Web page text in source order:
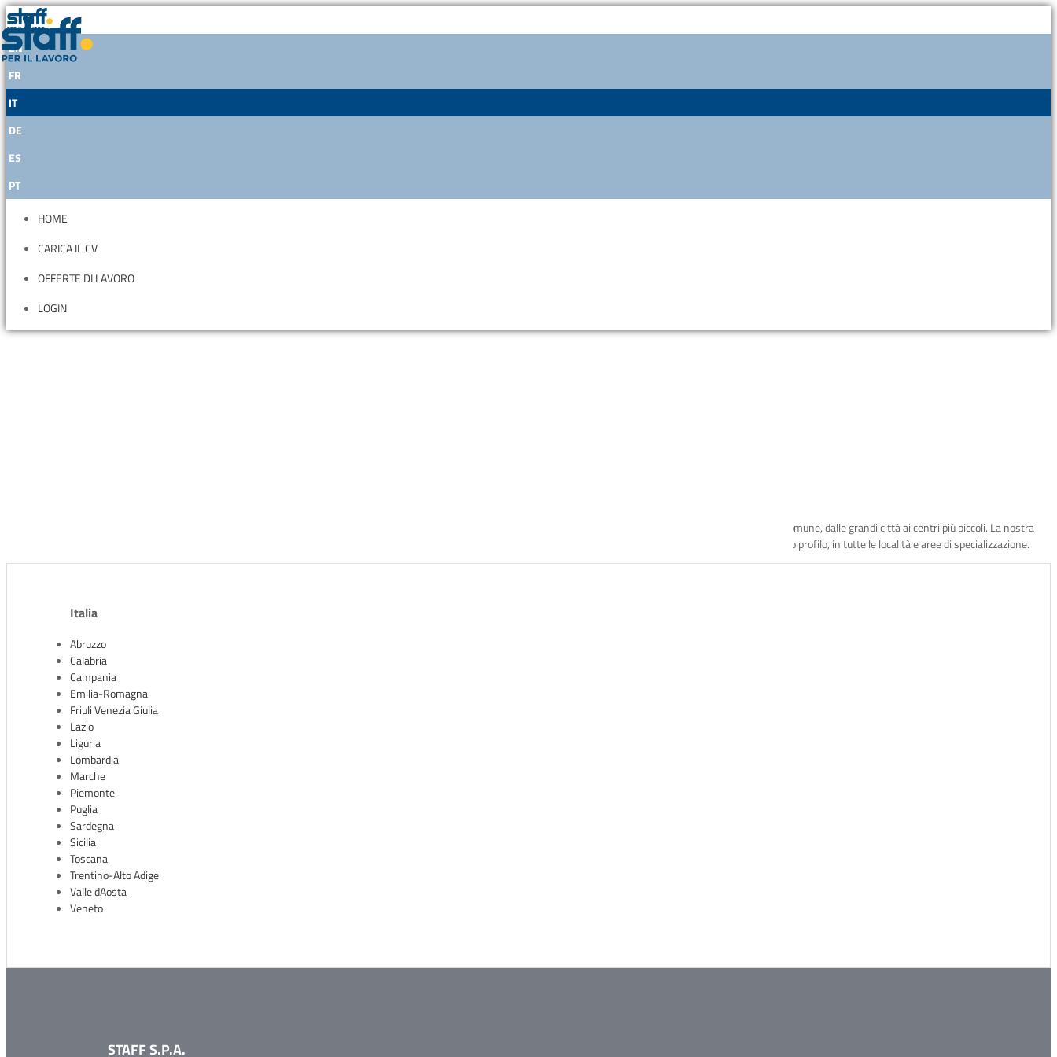
EN
FR
IT
DE
ES
PT
HOME
CARICA IL CV
OFFERTE DI LAVORO
LOGIN
CARICA IL CV
OFFERTE DI LAVORO
Benvenuto su STAFF SPA, il portale leader per la ricerca di lavoro. In questa sezione puoi esplorare migliaia di offerte di lavoro che coprono ogni singola regione, provincia e comune, dalle grandi città ai centri più piccoli. La nostra
piattaforma ospita opportunità in ogni campo professionale e settore, offrendo anche una finestra sulle carriere internazionali. Trova oggi stesso la posizione ideale per il tuo profilo, in tutte le località e aree di specializzazione.
Italia
Abruzzo
Calabria
Campania
Emilia-Romagna
Friuli Venezia Giulia
Lazio
Liguria
Lombardia
Marche
Piemonte
Puglia
Sardegna
Sicilia
Toscana
Trentino-Alto Adige
Valle dAosta
Veneto
STAFF S.P.A.